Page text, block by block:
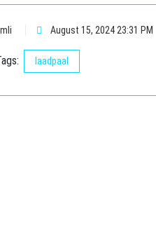
August 15, 2024 23:31 PM
laadpaal